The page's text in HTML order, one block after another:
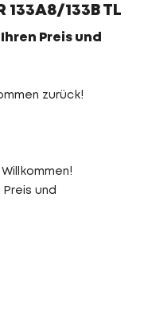
133A8/133B TL
Preis und
zurück!
Preis und